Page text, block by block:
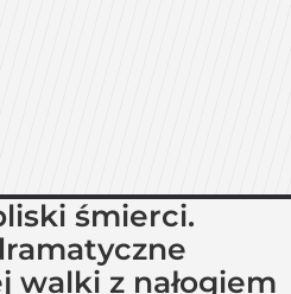
śmierci.
walki z nałogiem